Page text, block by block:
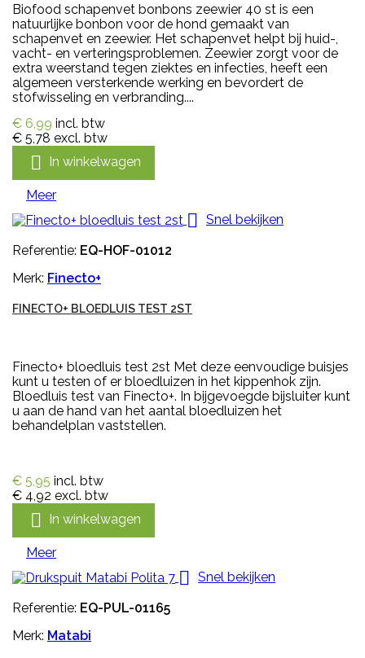
Biofood schapenvet bonbons zeewier 40 st is een
natuurlijke bonbon voor de hond gemaakt van
schapenvet en zeewier. Het schapenvet helpt bij huid-,
vacht- en verteringsproblemen. Zeewier zorgt voor de
extra weerstand tegen ziektes en infecties, heeft een
algemeen versterkende werking en bevordert de
stofwisseling en verbranding....
€ 6,99 incl. btw
€ 5,78 excl. btw
 In winkelwagen
Meer
 Snel bekijken
Referentie: EQ-HOF-01012
Merk: Finecto+
FINECTO+ BLOEDLUIS TEST 2ST
Finecto+ bloedluis test 2st Met deze eenvoudige buisjes
kunt u testen of er bloedluizen in het kippenhok zijn.
Bloedluis test van Finecto+. In bijgevoegde bijsluiter kunt
u aan de hand van het aantal bloedluizen het
behandelplan vaststellen.
€ 5,95 incl. btw
€ 4,92 excl. btw
 In winkelwagen
Meer
 Snel bekijken
Referentie: EQ-PUL-01165
Merk: Matabi